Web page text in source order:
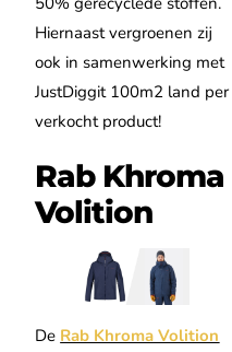
Hiernaast vergroenen zij
ook in samenwerking met
JustDiggit 100m2 land per
verkocht product!
Rab Khroma
Volition
De Rab Khroma Volition